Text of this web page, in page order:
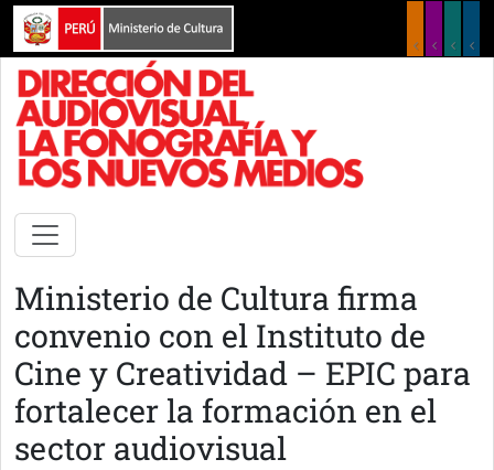
Pasar al contenido principal
Ministerio de Cultura firma
convenio con el Instituto de
Cine y Creatividad – EPIC para
fortalecer la formación en el
sector audiovisual